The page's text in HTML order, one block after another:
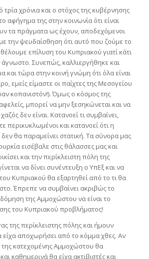
χρόνια και ο στόχος της κυβέρνησης
αφήγημα της στην κοινωνία ότι είναι
τα πράγματα ως έχουν, αποδεχόμενοι
την ψευδαίσθηση ότι αυτό που ζούμε το
επίλυση του Κυπριακού γιατί κάτι
άγνωστο. Συνεπώς, καλλιεργήθηκε και
και τώρα στην κοινή γνώμη ότι όλα είναι
εμείς είμαστε οι παίχτες της Μεσογείου
κοπανιστόν!). Όμως ο κόσμος της
μπορεί να μην ξεσηκώνεται και να
δεν είναι. Κατανοεί τι συμβαίνει,
περικυκλωμένοι και κατανοεί ότι η
θα παραμείνει στατική. Τα σύνορα μας
εισέβαλε στις θάλασσες μας και
και την περίκλειστη πόλη της
να δίνει συνέντευξη ο ΥπΕξ και να
Κυπριακού θα εξαρτηθεί από το τι θα
Έπρεπε να συμβαίνει ακριβώς το
της Αμμοχώστου να είναι το
του Κυπριακού προβλήματος!
της περίκλειστης πόλης και ήμουν
είχα αποχωρήσει από το κόμμα χθες. Αν
κατεχομένης Αμμοχώστου θα
καθημερινά θα είχα ακτιβιστές και